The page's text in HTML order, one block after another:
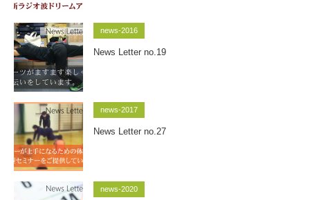
news-2016
News Letter no.19
news-2017
News Letter no.27
news-2020